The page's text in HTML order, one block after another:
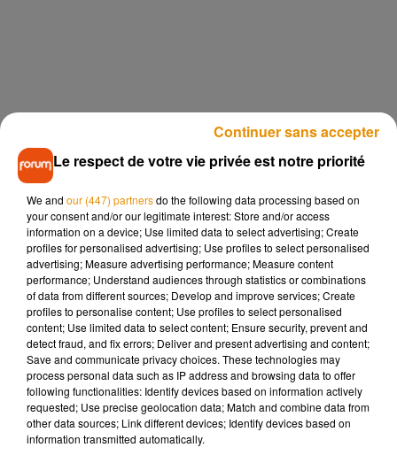
En effet pour la Saint-Valentin, vous pouvez d’ores et déjà
donner le prénom de votre ex à l’un des spécimens du zoo.
Le respect de votre vie privée est notre priorité
We and our (447) partnersdo the following data processing based on
your consent and/or our legitimate interest: Store and/or access
information on a device; Use limited data to select advertising; Create
profiles for personalised advertising; Use profiles to select personalised
advertising; Measure advertising performance; Measure content
performance; Understand audiences through statistics or combinations
of data from different sources; Develop and improve services; Create
profiles to personalise content; Use profiles to select personalised
content; Use limited data to select content; Ensure security, prevent and
detect fraud, and fix errors; Deliver and present advertising and content;
Save and communicate privacy choices. These technologies may
process personal data such as IP address and browsing data to offer
following functionalities: Identify devices based on information actively
requested; Use precise geolocation data; Match and combine data from
other data sources; Link different devices; Identify devices based on
information transmitted automatically.
Continuer sans accepter